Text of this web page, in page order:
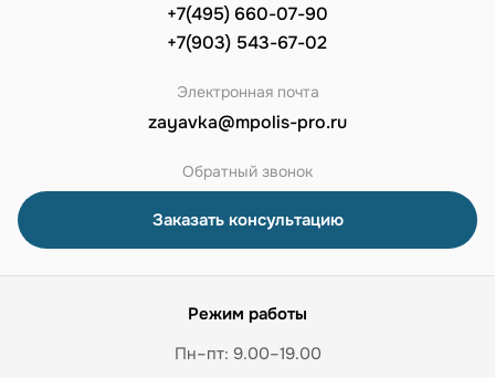
+7(495) 660-07-90
+7(903) 543-67-02
Электронная почта
zayavka@mpolis-pro.ru
Обратный звонок
Заказать консультацию
Режим работы
Пн–пт: 9.00–19.00